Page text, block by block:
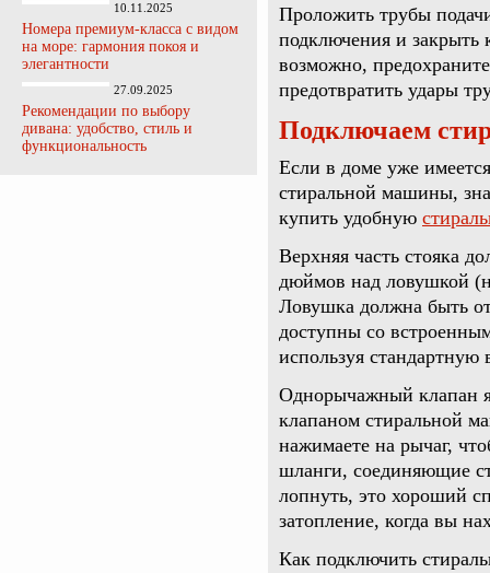
10.11.2025
Номера премиум-класса с видом
на море: гармония покоя и
элегантности
27.09.2025
Рекомендации по выбору
дивана: удобство, стиль и
функциональность
Проложить трубы
подключения и
возможно,
предотвратить удары
Подключаем
Если в доме уже
стиральной машины,
купить удобную
Верхняя часть стояка
дюймов над ловушкой
Ловушка должна быть
доступны со
используя стандартную
Однорычажный клапан
клапаном стиральной
нажимаете на рычаг,
шланги, соединяющие
лопнуть, это хороший
затопление, когда вы
Как подключить